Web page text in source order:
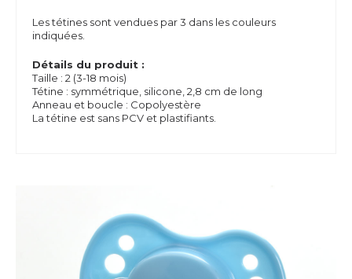
Les tétines sont vendues par 3 dans les couleurs
indiquées.
Détails du produit :
Taille : 2 (3-18 mois)
Tétine : symmétrique, silicone, 2,8 cm de long
Anneau et boucle : Copolyestère
La tétine est sans PCV et plastifiants.